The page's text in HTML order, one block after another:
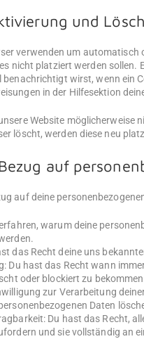
und
verwenden um automatisch
nicht platziert werden
benachrichtigt wirst, wenn ein
in der Hilfesektion
Website
löscht, werden diese neu
auf
auf deine
warum deine
das Recht deine uns
Du hast das Recht wann
oder blockiert zu
zur Verarbeitung
Daten
Du hast das Recht,
und sie vollständig an